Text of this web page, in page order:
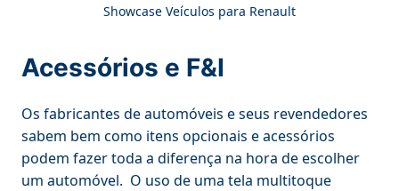
Showcase Veículos para Renault
Acessórios e F&I
Os fabricantes de automóveis e seus revendedores
sabem bem como itens opcionais e acessórios
podem fazer toda a diferença na hora de escolher
um automóvel. O uso de uma tela multitoque